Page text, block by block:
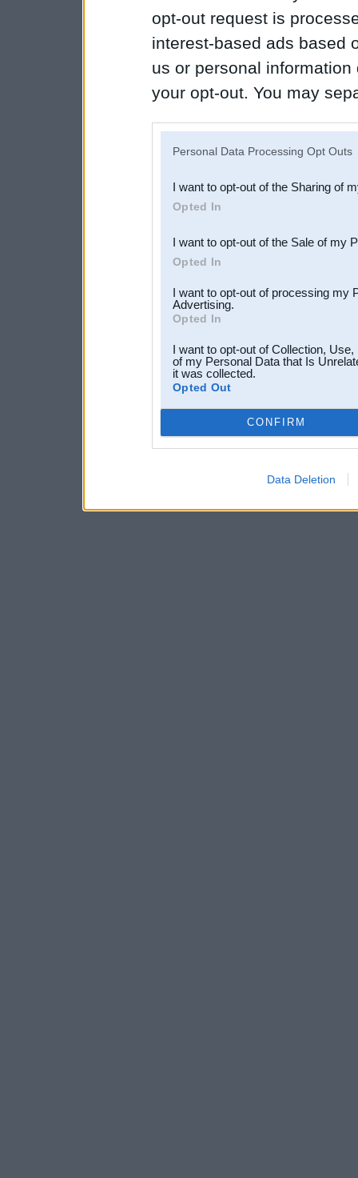
opt-out request is
interest-based ads based
us or personal
your opt-out. You may
Downstream Participants
third parties.
Personal Data Processing Opt Outs
I want to opt-out of the Sharing of
Opted In
I want to opt-out of the Sale of my
Opted In
I want to opt-out of processing my
Advertising.
Opted In
I want to opt-out of Collection,
of my Personal Data that Is
it was collected.
Opted Out
CONFIRM
Data Deletion